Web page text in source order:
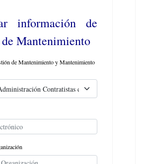
información de
de Mantenimiento
de Mantenimiento y Mantenimiento